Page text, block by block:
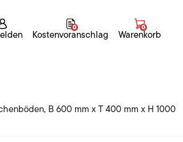
Kostenvoranschlag
0
Warenkorb
0
B 600 mm x T 400 mm x H 1000